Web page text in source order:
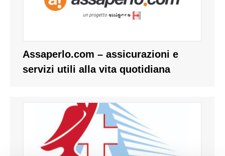
Assaperlo.com – assicurazioni e
servizi utili alla vita quotidiana